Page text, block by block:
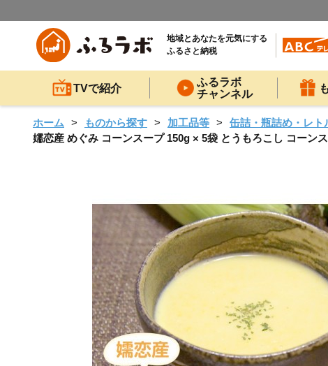
地域とあなたを元気にする
ふるさと納税
TVで紹介
ふるラボ
チャンネル
ホーム ものから探す 加工品等
缶詰・瓶詰め・レト
嬬恋産 めぐみ コーンスープ 150g × 5袋 とうもろこし コーン